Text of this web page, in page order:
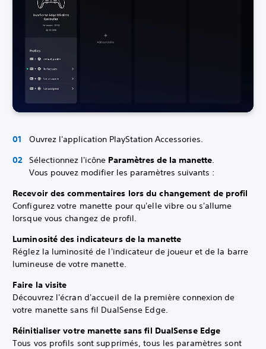
Ouvrez l'application PlayStation Accessories.
Sélectionnez l'icône Paramètres de la manette.
Vous pouvez modifier les paramètres suivants :
Recevoir des commentaires lors du changement de profil
Configurez votre manette pour qu'elle vibre ou s'allume
lorsque vous changez de profil.
Luminosité des indicateurs de la manette
Réglez la luminosité de l'indicateur de joueur et de la barre
lumineuse de votre manette.
Faire la visite
Découvrez l'écran d'accueil de la première connexion de
votre manette sans fil DualSense Edge.
Réinitialiser votre manette sans fil DualSense Edge
Tous vos profils sont supprimés, tous les paramètres sont